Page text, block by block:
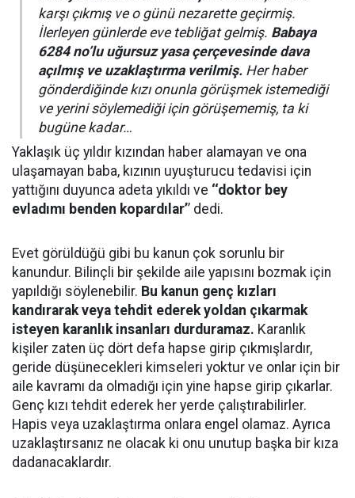
karşı çıkmış ve o günü nezarette geçirmiş.
İlerleyen günlerde eve tebliğat gelmiş. Babaya
6284 no’lu uğursuz yasa çerçevesinde dava
açılmış ve uzaklaştırma verilmiş. Her haber
gönderdiğinde kızı onunla görüşmek istemediği
ve yerini söylemediği için görüşememiş, ta ki
bugüne kadar…
Yaklaşık üç yıldır kızından haber alamayan ve ona
ulaşamayan baba, kızının uyuşturucu tedavisi için
yattığını duyunca adeta yıkıldı ve ‘‘doktor bey
evladımı benden kopardılar’’ dedi.
Evet görüldüğü gibi bu kanun çok sorunlu bir
kanundur. Bilinçli bir şekilde aile yapısını bozmak için
yapıldığı söylenebilir. Bu kanun genç kızları
kandırarak veya tehdit ederek yoldan çıkarmak
isteyen karanlık insanları durduramaz. Karanlık
kişiler zaten üç dört defa hapse girip çıkmışlardır,
geride düşünecekleri kimseleri yoktur ve onlar için bir
aile kavramı da olmadığı için yine hapse girip çıkarlar.
Genç kızı tehdit ederek her yerde çalıştırabilirler.
Hapis veya uzaklaştırma onlara engel olamaz. Ayrıca
uzaklaştırsanız ne olacak ki onu unutup başka bir kıza
dadanacaklardır.